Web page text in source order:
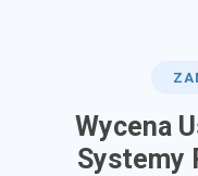
Wycena
​Systemy